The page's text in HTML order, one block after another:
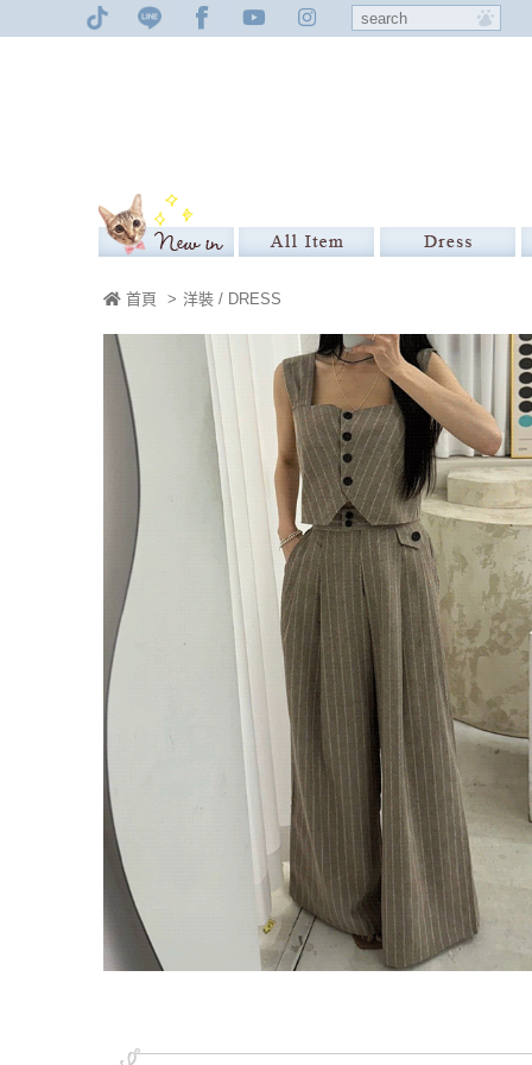
首頁 > 洋裝 / DRESS